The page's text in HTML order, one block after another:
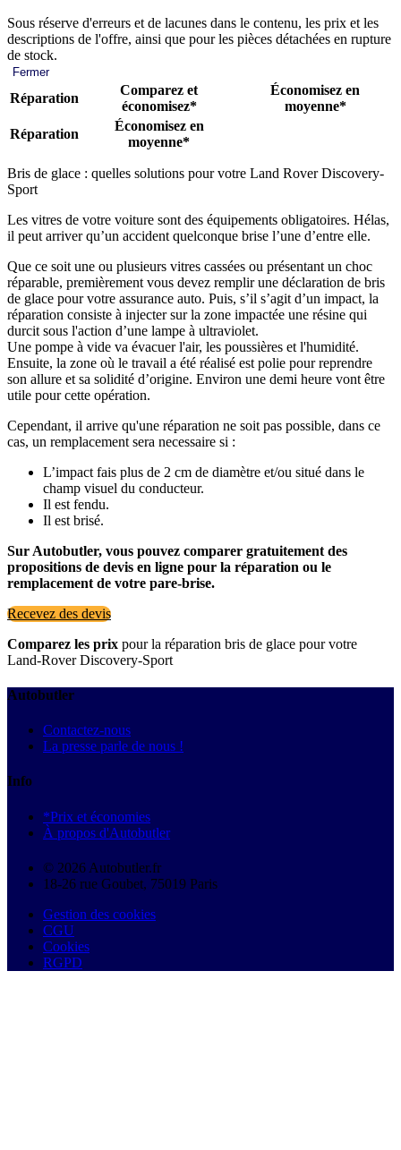
Sous réserve d'erreurs et de lacunes dans le contenu, les prix et les
descriptions de l'offre, ainsi que pour les pièces détachées en rupture
de stock.
Fermer
Réparation
Comparez et
économisez*
Économisez en
moyenne*
Réparation
Économisez en
moyenne*
Bris de glace : quelles solutions pour votre Land Rover Discovery-
Sport
Les vitres de votre voiture sont des équipements obligatoires. Hélas,
il peut arriver qu’un accident quelconque brise l’une d’entre elle.
Que ce soit une ou plusieurs vitres cassées ou présentant un choc
réparable, premièrement vous devez remplir une déclaration de bris
de glace pour votre assurance auto. Puis, s’il s’agit d’un impact, la
réparation consiste à injecter sur la zone impactée une résine qui
durcit sous l'action d’une lampe à ultraviolet.
Une pompe à vide va évacuer l'air, les poussières et l'humidité.
Ensuite, la zone où le travail a été réalisé est polie pour reprendre
son allure et sa solidité d’origine. Environ une demi heure vont être
utile pour cette opération.
Cependant, il arrive qu'une réparation ne soit pas possible, dans ce
cas, un remplacement sera necessaire si :
L’impact fais plus de 2 cm de diamètre et/ou situé dans le
champ visuel du conducteur.
Il est fendu.
Il est brisé.
Sur Autobutler, vous pouvez comparer gratuitement des
propositions de devis en ligne pour la réparation ou le
remplacement de votre pare-brise.
Recevez des devis
Comparez les prix pour la réparation bris de glace pour votre
Land-Rover Discovery-Sport
Autobutler
Contactez-nous
La presse parle de nous !
Info
*Prix et économies
À propos d'Autobutler
© 2026 Autobutler.fr
18-26 rue Goubet, 75019 Paris
Gestion des cookies
CGU
Cookies
RGPD